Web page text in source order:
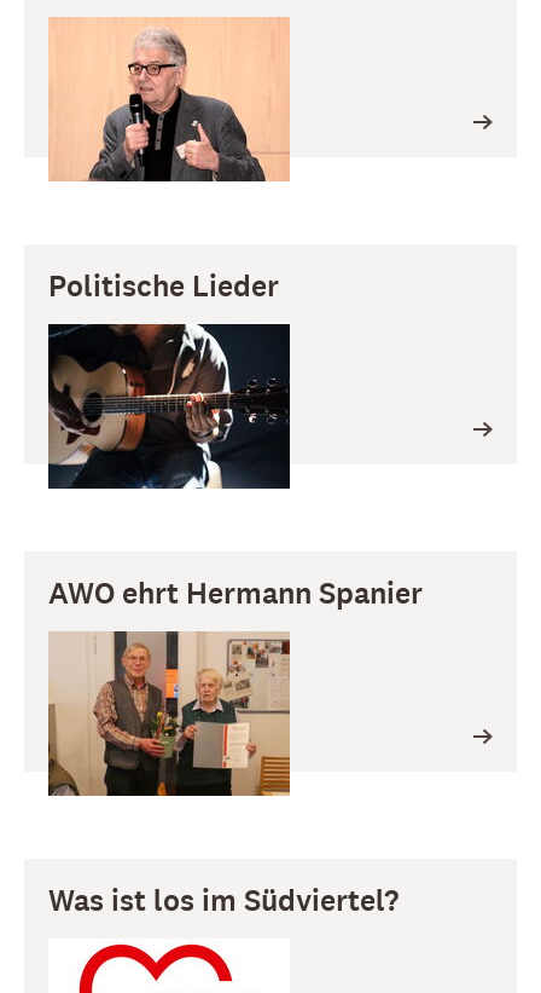
Politische Lieder
AWO ehrt Hermann Spanier
Was ist los im Südviertel?